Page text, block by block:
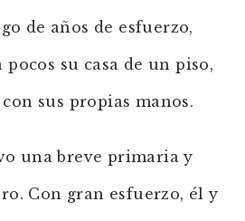
de años de esfuerzo,
su casa de un piso,
sus propias manos.
una breve primaria y
Con gran esfuerzo, él y